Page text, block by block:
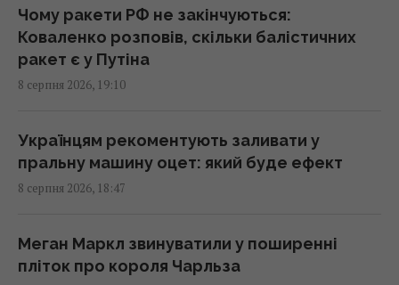
17:38 субота, 08 серпня 2026
Один трагічний випадок змусив чоловіка
схуднути на 25 кг за пів року, - The Mirror
Вівці та віслюк врятували сонячну
електростанцію у США: їм доручили
17:16 субота, 08 серпня 2026
Чому ракети РФ не закінчуються:
Коваленко розповів, скільки балістичних
ракет є у Путіна
8 серпня 2026, 19:10
Українцям рекоментують заливати у
пральну машину оцет: який буде ефект
8 серпня 2026, 18:47
Меган Маркл звинуватили у поширенні
пліток про короля Чарльза